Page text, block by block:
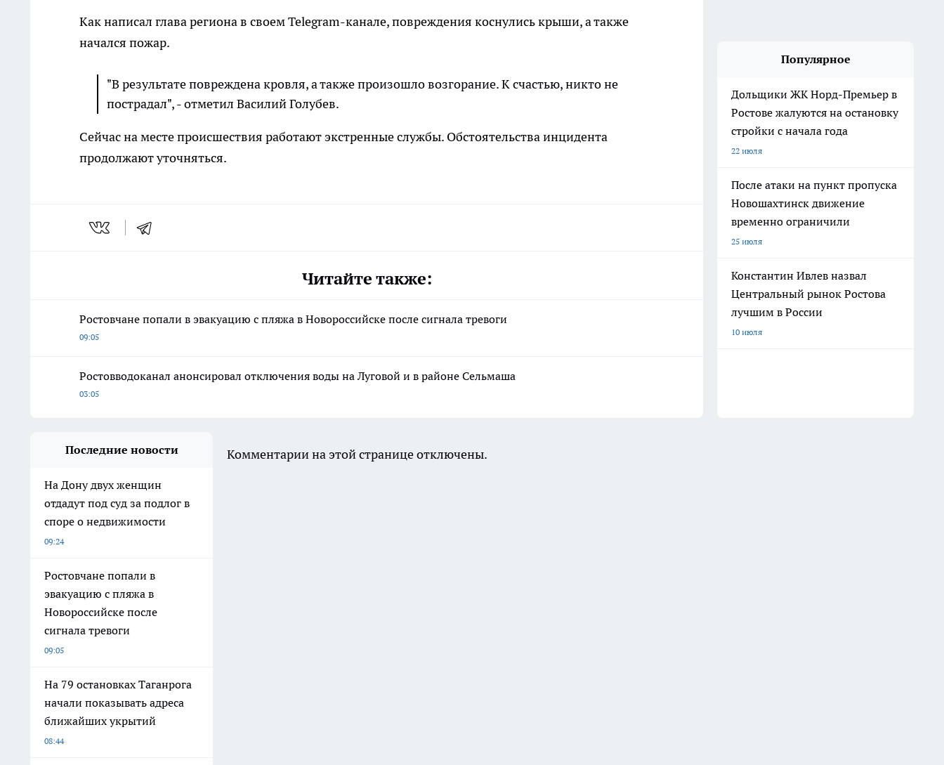
Как написал глава региона в своем Telegram-канале, повреждения коснулись крыши, а также
начался пожар.
"В результате повреждена кровля, а также произошло возгорание. К счастью, никто не
пострадал", - отметил Василий Голубев.
Сейчас на месте происшествия работают экстренные службы. Обстоятельства инцидента
продолжают уточняться.
Читайте также:
Ростовчане попали в эвакуацию с пляжа в Новороссийске после сигнала тревоги
09:05
Ростовводоканал анонсировал отключения воды на Луговой и в районе Сельмаша
03:05
Популярное
Дольщики ЖК Норд-Премьер в
Ростове жалуются на остановку
стройки с начала года
22 июля
После атаки на пункт пропуска
Новошахтинск движение
временно ограничили
25 июля
Константин Ивлев назвал
Центральный рынок Ростова
лучшим в России
10 июля
Последние новости
На Дону двух женщин
отдадут под суд за подлог в
споре о недвижимости
09:24
Ростовчане попали в
эвакуацию с пляжа в
Новороссийске после
сигнала тревоги
09:05
На 79 остановках Таганрога
начали показывать адреса
ближайших укрытий
08:44
Комментарии на этой странице отключены.